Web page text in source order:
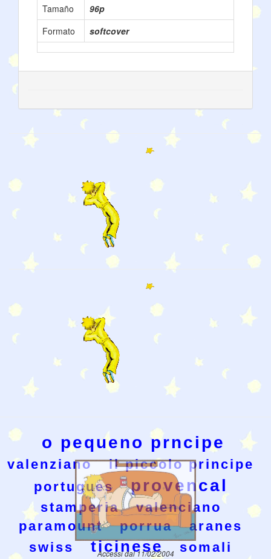
Tamaño
96p
Formato
softcover
o pequeno prncipe
valenziano
il piccolo principe
portugues
provencal
stamperia
valenciano
paramount
porrua
aranes
swiss
ticinese somali
Accessi dal 11/02/2004